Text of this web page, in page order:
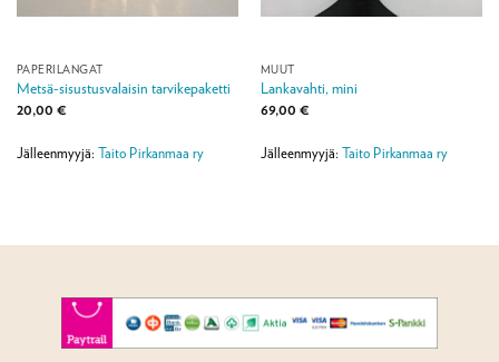
PAPERILANGAT
Metsä-sisustusvalaisin tarvikepaketti
20,00 €
Jälleenmyyjä: Taito Pirkanmaa ry
MUUT
Lankavahti, mini
69,00 €
Jälleenmyyjä: Taito Pirkanmaa ry